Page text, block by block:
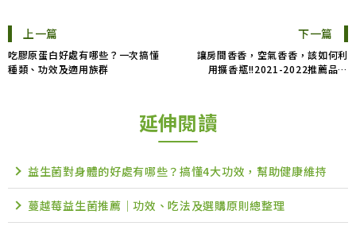
上一篇
吃膠原蛋白好處有哪些？一次搞懂
種類、功效及適用族群
下一篇
讓房間香香，空氣香香，該如何利
用擴香瓶!!2021-2022推薦品牌
延伸閱讀
益生菌對身體的好處有哪些？搞懂4大功效，幫助健康維持
蔓越莓益生菌推薦｜功效、吃法及選購原則總整理